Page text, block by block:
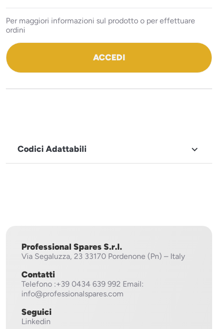
Per maggiori informazioni sul prodotto o per effettuare
ordini
ACCEDI
Codici Adattabili 
Professional Spares S.r.l.
Via Segaluzza, 23 33170 Pordenone (Pn) – Italy
Contatti
Telefono :+39 0434 639 992 Email:
info@professionalspares.com
Seguici
Linkedin